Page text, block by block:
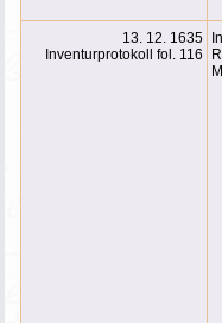
13. 12. 1635
Inventurprotokoll fol. 116